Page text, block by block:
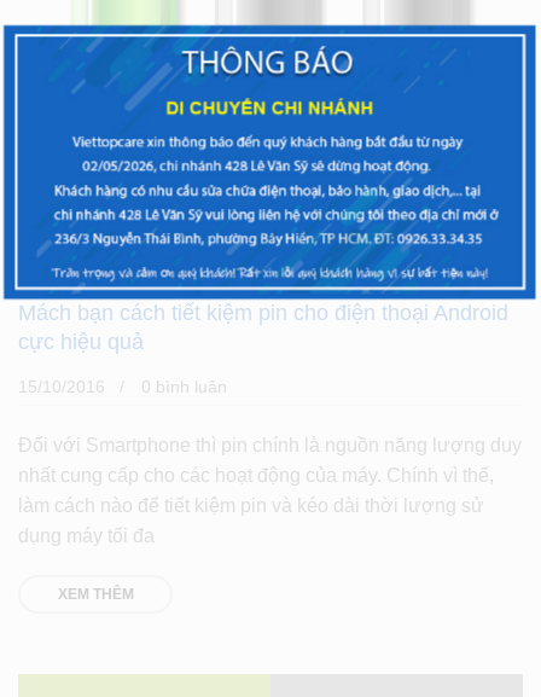
CHIA SẺ
Mách bạn cách tiết kiệm pin cho điện thoại Android
cực hiệu quả
15/10/2016 0 bình luân
Đối với Smartphone thì pin chính là nguồn năng lượng duy
nhất cung cấp cho các hoạt động của máy. Chính vì thế,
làm cách nào để tiết kiệm pin và kéo dài thời lượng sử
dụng máy tối đa
XEM THÊM